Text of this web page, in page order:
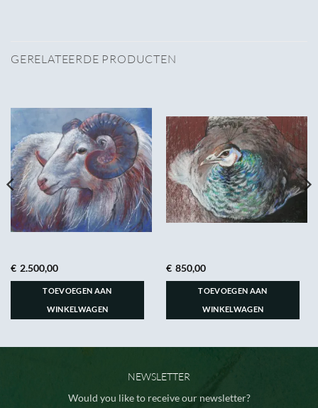
GERELATEERDE PRODUCTEN
€ 2.500,00
TOEVOEGEN AAN
WINKELWAGEN
€ 850,00
TOEVOEGEN AAN
WINKELWAGEN
NEWSLETTER
Would you like to receive our newsletter?